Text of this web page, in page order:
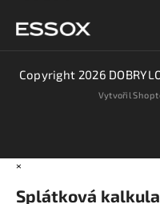
Copyright 2026
Vytvořil
×
Splátková